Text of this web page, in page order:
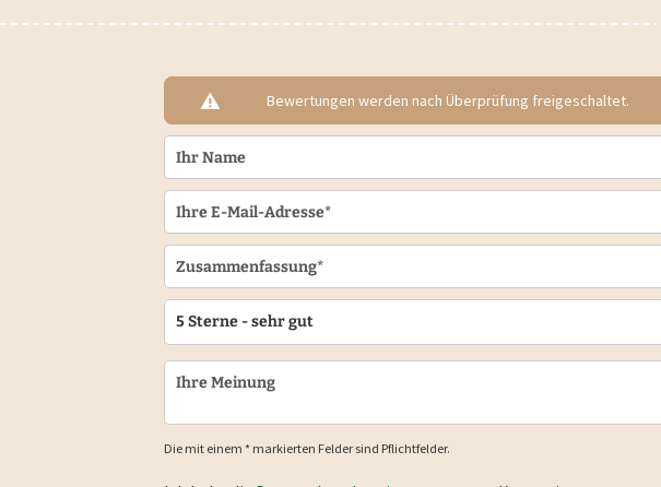
Bewertungen werden nach Überprüfung freigeschaltet.
Die mit einem * markierten Felder sind Pflichtfelder.